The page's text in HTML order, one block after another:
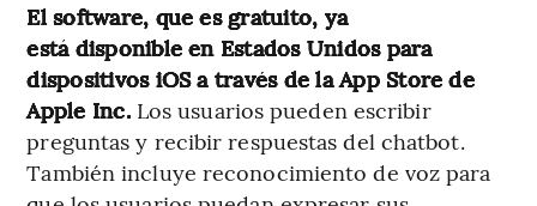
El software, que es gratuito, ya
está disponible en Estados Unidos para
dispositivos iOS a través de la App Store de
Apple Inc.Los usuarios pueden escribir
preguntas y recibir respuestas del chatbot.
También incluye reconocimiento de voz para